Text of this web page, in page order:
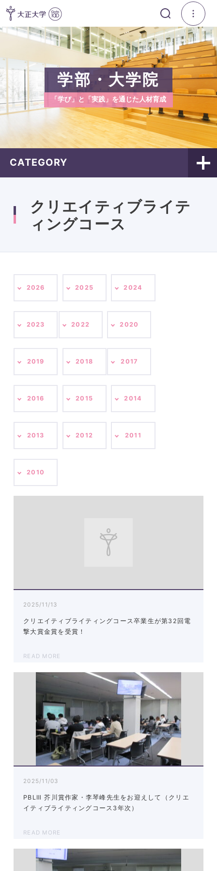
学部・大学院
「学び」と「実践」を通じた人材育成
CATEGORY
クリエイティブライテ
ィングコース
2026 2025 2024
2023 2022 2020
2019 2018 2017
2016 2015 2014
2013 2012 2011
2010
2025/11/13
クリエイティブライティングコース卒業生が第32回電
撃大賞金賞を受賞！
READ MORE
2025/11/03
PBLⅢ 芥川賞作家・李琴峰先生をお迎えして（クリエ
イティブライティングコース3年次）
READ MORE